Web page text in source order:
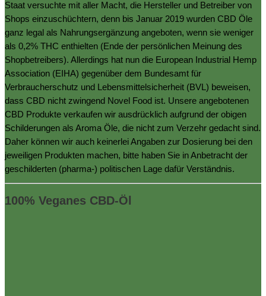
Staat versuchte mit aller Macht, die Hersteller und Betreiber von
Shops einzuschüchtern, denn bis Januar 2019 wurden CBD Öle
ganz legal als Nahrungsergänzung angeboten, wenn sie weniger
als 0,2% THC enthielten (Ende der persönlichen Meinung des
Shopbetreibers). Allerdings hat nun die European Industrial Hemp
Association (EIHA) gegenüber dem Bundesamt für
Verbraucherschutz und Lebensmittelsicherheit (BVL) beweisen,
dass CBD nicht zwingend Novel Food ist. Unsere angebotenen
CBD Produkte verkaufen wir ausdrücklich aufgrund der obigen
Schilderungen als Aroma Öle, die nicht zum Verzehr gedacht sind.
Daher können wir auch keinerlei Angaben zur Dosierung bei den
jeweiligen Produkten machen, bitte haben Sie in Anbetracht der
geschilderten (pharma-) politischen Lage dafür Verständnis.
100% Veganes CBD-Öl